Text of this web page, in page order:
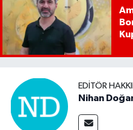
EDITÖR
Nihan